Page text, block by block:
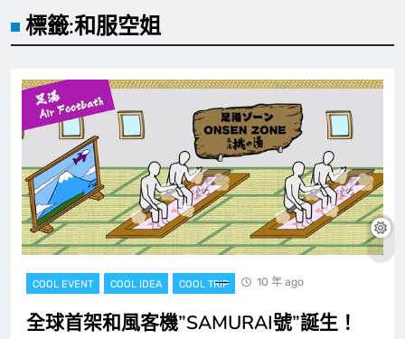
標籤:和服空姐
COOL EVENT COOL IDEA COOL TRIP 10 年 ago
全球首架和風客機”SAMURAI號”誕生！